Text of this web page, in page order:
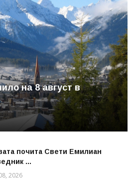
на 8 август в
почита Свeти Емилиан
...
2026